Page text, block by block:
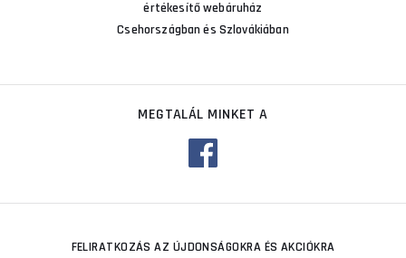
értékesítő webáruház
Csehországban és Szlovákiában
MEGTALÁL MINKET A
FELIRATKOZÁS AZ ÚJDONSÁGOKRA ÉS AKCIÓKRA